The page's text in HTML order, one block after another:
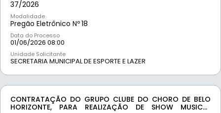
37/2026
Modalidade
Pregão Eletrônico Nº18
Data do Processo
01/06/2026 08:00
Unidade Solicitante
SECRETARIA MUNICIPAL DE ESPORTE E LAZER
CONTRATAÇÃO DO GRUPO CLUBE DO CHORO DE BELO
HORIZONTE, PARA REALIZAÇÃO DE SHOW MUSICAL